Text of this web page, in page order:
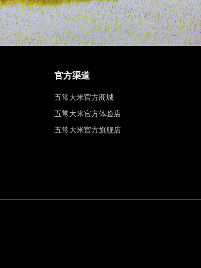
官方渠道
五常大米官方商城
五常大米官方体验店
五常大米官方旗舰店